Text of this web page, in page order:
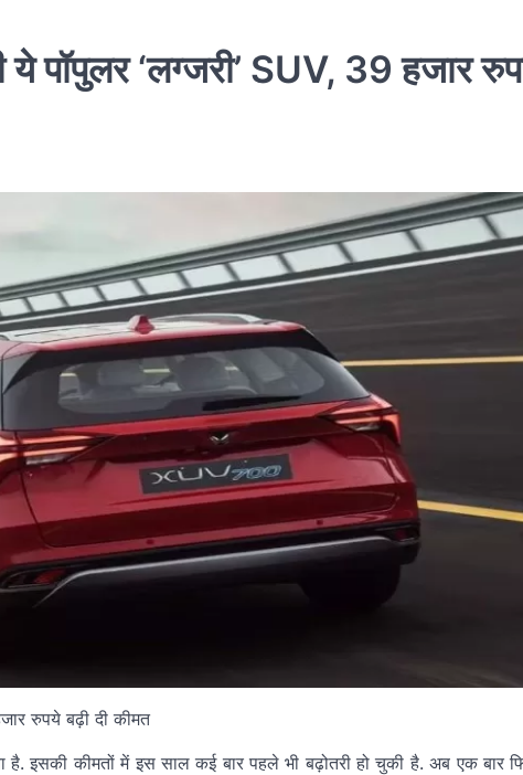
पॉपुलर ‘लग्जरी’ SUV, 39 हजार
है. इसकी कीमतों में इस साल कई बार पहले भी बढ़ोतरी हो चुकी है. अब एक बार